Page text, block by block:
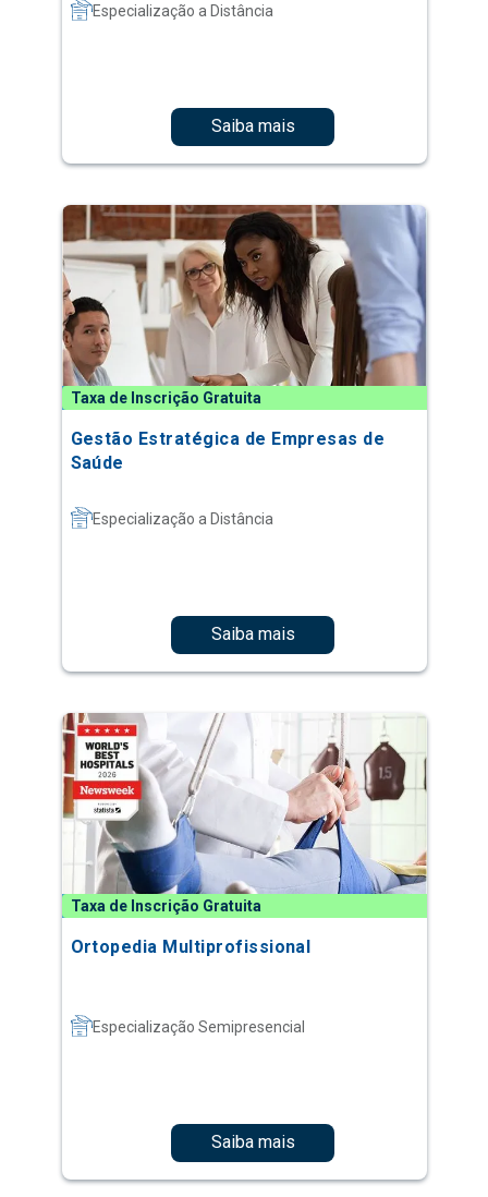
Especialização a Distância
Saiba mais
Taxa de Inscrição Gratuita
Gestão Estratégica de Empresas de
Saúde
Especialização a Distância
Saiba mais
Taxa de Inscrição Gratuita
Ortopedia Multiprofissional
Especialização Semipresencial
Saiba mais